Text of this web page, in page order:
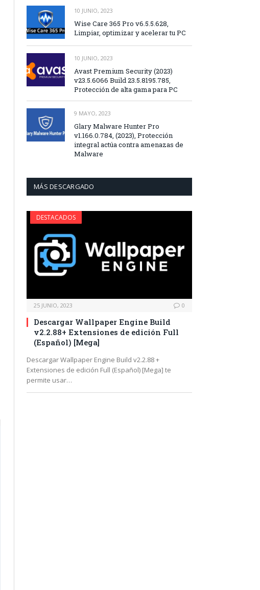
10 JUNIO, 2023
Wise Care 365 Pro v6.5.5.628,
Limpiar, optimizar y acelerar tu PC
10 JUNIO, 2023
Avast Premium Security (2023)
v23.5.6066 Build 23.5.8195.785,
Protección de alta gama para PC
9 MAYO, 2023
Glary Malware Hunter Pro
v1.166.0.784, (2023), Protección
integral actúa contra amenazas de
Malware
MÁS DESCARGADO
DESTACADOS
25 JUNIO, 2023 0
Descargar Wallpaper Engine Build
v2.2.88+ Extensiones de edición Full
(Español) [Mega]
Descargar Wallpaper Engine Build v2.2.88 +
Extensiones de edición Full (Español) [Mega] te
permite usar…